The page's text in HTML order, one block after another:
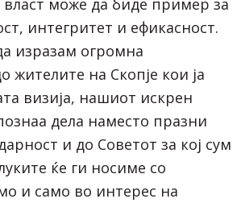
власт може да биде пример за
интегритет и ефикасност.
изразам огромна
жителите на Скопје кои ја
визија, нашиот искрен
дела наместо празни
и до Советот за кој сум
ќе ги носиме со
и само во интерес на